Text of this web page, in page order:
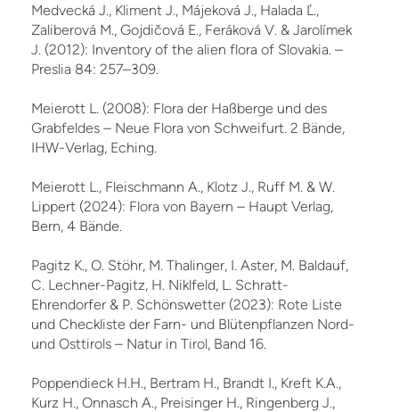
Medvecká J., Kliment J., Májeková J., Halada Ľ.,
Zaliberová M., Gojdičová E., Feráková V. & Jarolímek
J. (2012): Inventory of the alien flora of Slovakia. –
Preslia 84: 257–309.
Meierott L. (2008): Flora der Haßberge und des
Grabfeldes – Neue Flora von Schweifurt. 2 Bände,
IHW-Verlag, Eching.
Meierott L., Fleischmann A., Klotz J., Ruff M. & W.
Lippert (2024): Flora von Bayern – Haupt Verlag,
Bern, 4 Bände.
Pagitz K., O. Stöhr, M. Thalinger, I. Aster, M. Baldauf,
C. Lechner-Pagitz, H. Niklfeld, L. Schratt-
Ehrendorfer & P. Schönswetter (2023): Rote Liste
und Checkliste der Farn- und Blütenpflanzen Nord-
und Osttirols – Natur in Tirol, Band 16.
Poppendieck H.H., Bertram H., Brandt I., Kreft K.A.,
Kurz H., Onnasch A., Preisinger H., Ringenberg J.,